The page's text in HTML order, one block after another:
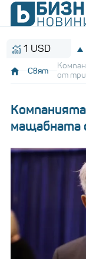
Свят
от три
мащабната